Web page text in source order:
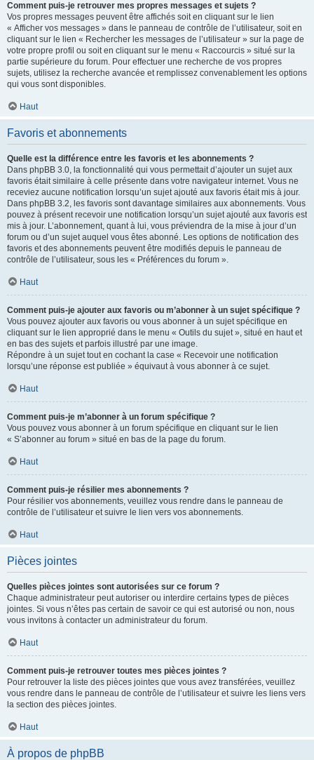
Comment puis-je retrouver mes propres messages et sujets ?
Vos propres messages peuvent être affichés soit en cliquant sur le lien
« Afficher vos messages » dans le panneau de contrôle de l’utilisateur, soit en
cliquant sur le lien « Rechercher les messages de l’utilisateur » sur la page de
votre propre profil ou soit en cliquant sur le menu « Raccourcis » situé sur la
partie supérieure du forum. Pour effectuer une recherche de vos propres
sujets, utilisez la recherche avancée et remplissez convenablement les options
qui vous sont disponibles.
Haut
Favoris et abonnements
Quelle est la différence entre les favoris et les abonnements ?
Dans phpBB 3.0, la fonctionnalité qui vous permettait d’ajouter un sujet aux
favoris était similaire à celle présente dans votre navigateur internet. Vous ne
receviez aucune notification lorsqu’un sujet ajouté aux favoris était mis à jour.
Dans phpBB 3.2, les favoris sont davantage similaires aux abonnements. Vous
pouvez à présent recevoir une notification lorsqu’un sujet ajouté aux favoris est
mis à jour. L’abonnement, quant à lui, vous préviendra de la mise à jour d’un
forum ou d’un sujet auquel vous êtes abonné. Les options de notification des
favoris et des abonnements peuvent être modifiés depuis le panneau de
contrôle de l’utilisateur, sous les « Préférences du forum ».
Haut
Comment puis-je ajouter aux favoris ou m’abonner à un sujet spécifique ?
Vous pouvez ajouter aux favoris ou vous abonner à un sujet spécifique en
cliquant sur le lien approprié dans le menu « Outils du sujet », situé en haut et
en bas des sujets et parfois illustré par une image.
Répondre à un sujet tout en cochant la case « Recevoir une notification
lorsqu’une réponse est publiée » équivaut à vous abonner à ce sujet.
Haut
Comment puis-je m’abonner à un forum spécifique ?
Vous pouvez vous abonner à un forum spécifique en cliquant sur le lien
« S’abonner au forum » situé en bas de la page du forum.
Haut
Comment puis-je résilier mes abonnements ?
Pour résilier vos abonnements, veuillez vous rendre dans le panneau de
contrôle de l’utilisateur et suivre le lien vers vos abonnements.
Haut
Pièces jointes
Quelles pièces jointes sont autorisées sur ce forum ?
Chaque administrateur peut autoriser ou interdire certains types de pièces
jointes. Si vous n’êtes pas certain de savoir ce qui est autorisé ou non, nous
vous invitons à contacter un administrateur du forum.
Haut
Comment puis-je retrouver toutes mes pièces jointes ?
Pour retrouver la liste des pièces jointes que vous avez transférées, veuillez
vous rendre dans le panneau de contrôle de l’utilisateur et suivre les liens vers
la section des pièces jointes.
Haut
À propos de phpBB